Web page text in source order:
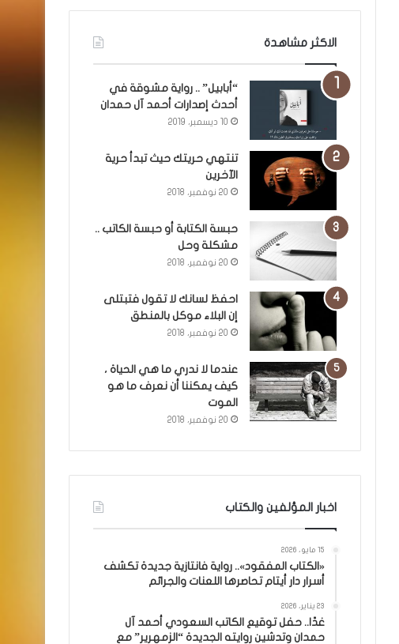
الاكثر مشاهدة
“أبابيل” .. رواية مشوقة في
أحدث إصدارات أحمد آل حمدان
10 ديسمبر، 2019
تنتهي حريتك حيث تبدأ حرية
الآخرين
20 نوفمبر، 2018
حبسة الكتابة أو حبسة الكاتب ..
مشكلة وحل
20 نوفمبر، 2018
احفظ لسانك لا تقول فتبتلى
إن البلاء موكل بالمنطق
20 نوفمبر، 2018
عندما لا ندري ما هي الحياة ،
كيف يمكننا أن نعرف ما هو
الموت
20 نوفمبر، 2018
اخبار المؤلفين والكتاب
15 مايو، 2026
«الكتاب المفقود».. رواية فانتازية جديدة تكشف
أسرار دار أيتام تحاصرها اللعنات والجرائم
23 يناير، 2026
غدًا.. حفل توقيع الكاتب السعودي أحمد آل
حمدان وتدشين روايته الجديدة “الزمهرير” مع